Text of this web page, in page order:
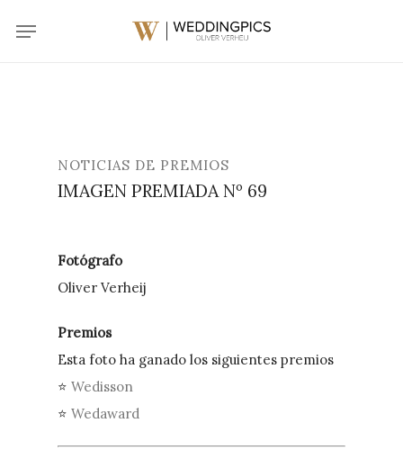
Menu
NOTICIAS DE PREMIOS
IMAGEN PREMIADA Nº 69
Fotógrafo
Oliver Verheij
Premios
Esta foto ha ganado los siguientes premios
⭐Wedisson
⭐Wedaward